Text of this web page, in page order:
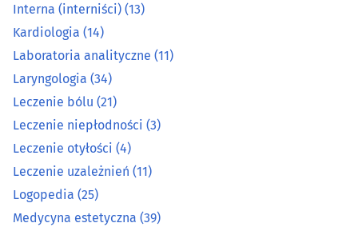
Ginekologia, położnictwo
Hematologia (6)
Implantologia(15)
Interna (interniści)
Interna (interniści) (13)
Kardiologia (14)
Laboratoria analityczne (11)
Laryngologia (34)
Leczenie bólu (21)
Leczenie niepłodności (3)
Leczenie otyłości (4)
Leczenie uzależnień (11)
Logopedia (25)
Medycyna estetyczna (39)